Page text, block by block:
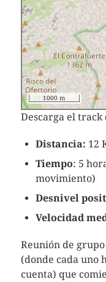
1000 m
Descarga el track
Distancia: 12
Tiempo: 5
movimiento)
Desnivel
Velocidad
Reunión de
(donde cada uno
cuenta) que